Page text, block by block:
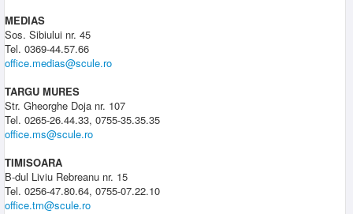
MEDIAS
Sos. Sibiului nr. 45
Tel. 0369-44.57.66
office.medias@scule.ro
TARGU MURES
Str. Gheorghe Doja nr. 107
Tel. 0265-26.44.33, 0755-35.35.35
office.ms@scule.ro
TIMISOARA
B-dul Liviu Rebreanu nr. 15
Tel. 0256-47.80.64, 0755-07.22.10
office.tm@scule.ro